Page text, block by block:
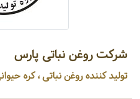
شرکت روغن نباتی پارس
تولید کننده روغن نباتی ، کره